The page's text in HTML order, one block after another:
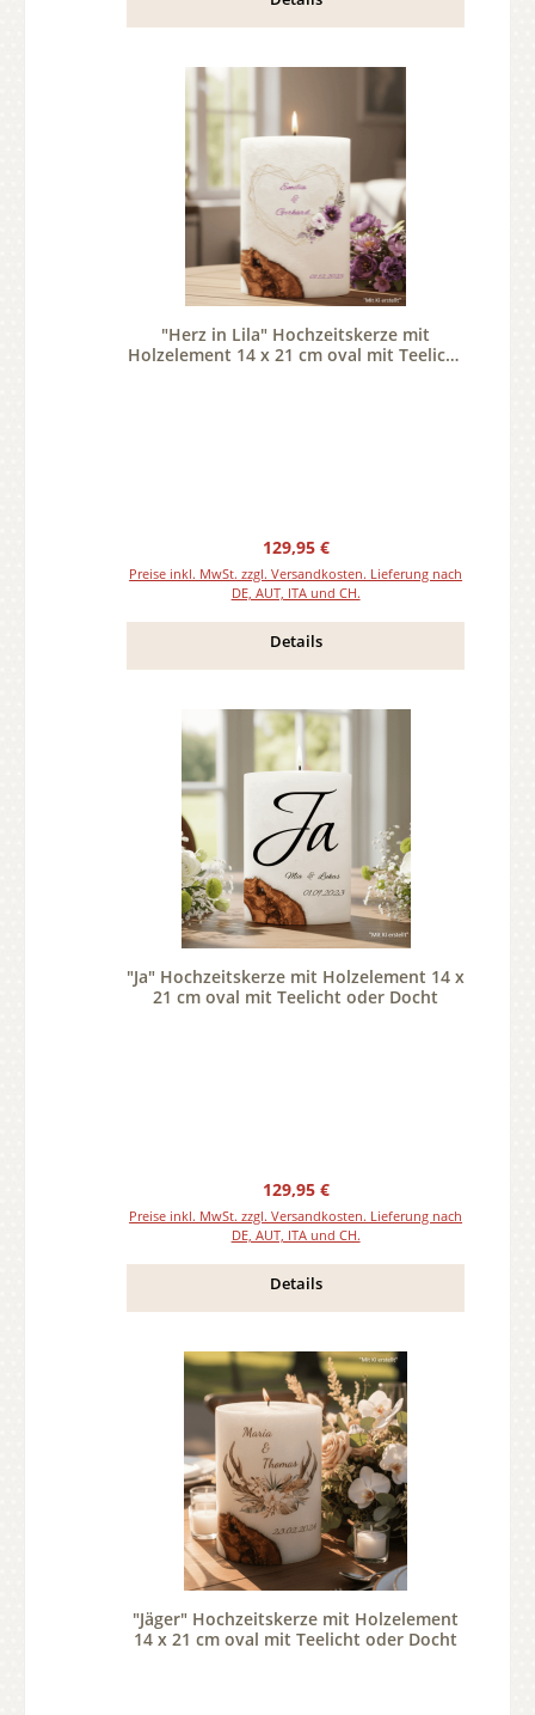
"Herz in Lila" Hochzeitskerze mit
Holzelement 14 x 21 cm oval mit Teelicht
Regulärer Preis:
129,95 €
Preise inkl. MwSt. zzgl. Versandkosten. Lieferung nach
DE, AUT, ITA und CH.
Details
"Ja" Hochzeitskerze mit Holzelement 14 x
21 cm oval mit Teelicht oder Docht
Regulärer Preis:
129,95 €
Preise inkl. MwSt. zzgl. Versandkosten. Lieferung nach
DE, AUT, ITA und CH.
Details
"Jäger" Hochzeitskerze mit Holzelement
14 x 21 cm oval mit Teelicht oder Docht